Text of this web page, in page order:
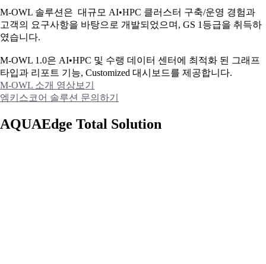
M-OWL 솔루션은 대규모 AI•HPC 클러스터 구축/운영 경험과
고객의 요구사항을 바탕으로 개발되었으며, GS 1등급을 취득하
였습니다.
M-OWL 1.0은 AI•HPC 및 수랭 데이터 센터에 최적화 된 그래프
타입과 리포트 기능, Customized 대시보드를 제공합니다.
M-OWL 소개 영상보기
엠키스코어 솔루션 문의하기
AQUAEdge Total Solution